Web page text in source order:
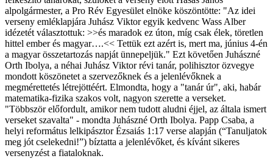
alpolgármester, a Pro Rév Egyesület elnöke köszöntötte: "Az idei
verseny emléklapjára Juhász Viktor egyik kedvenc Wass Alber
idézetét választottuk: >>és maradok ez úton, míg csak élek, töretlen
hittel ember és magyar….<< Tettük ezt azért is, mert ma, június 4-én
a magyar összetartozás napját ünnepeljük." Ezt követően Juhászné
Orth Ibolya, a néhai Juhász Viktor révi tanár, polihisztor özvegye
mondott köszönetet a szervezőknek és a jelenlévőknek a
megmérettetés létrejöttéért. Elmondta, hogy a "tanár úr", aki, habár
matematika-fizika szakos volt, nagyon szerette a verseket.
"Többször előfordult, amikor nem tudott aludni éjjel, az általa ismert
verseket szavalta" - mondta Juhászné Orth Ibolya. Papp Csaba, a
helyi református lelkipásztor Ézsaiás 1:17 verse alapján (“Tanuljatok
meg jót cselekedni!”) bíztatta a jelenlévőket, és kívánt sikeres
versenyzést a fiataloknak.